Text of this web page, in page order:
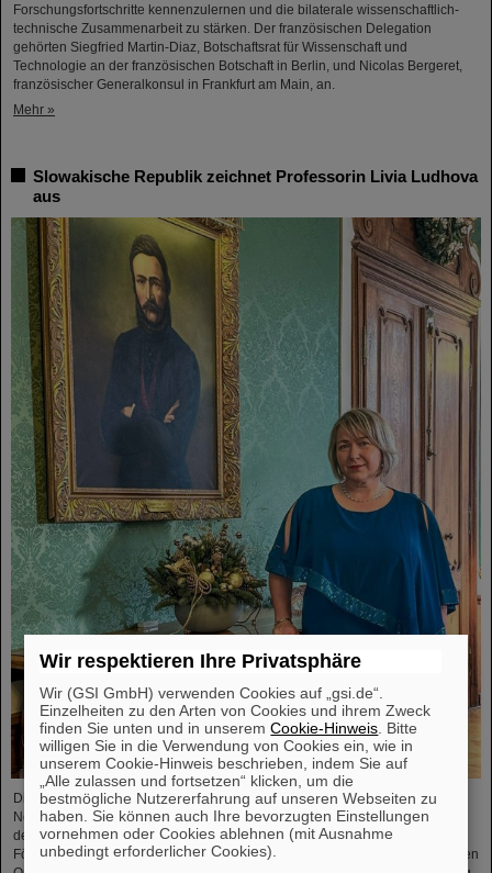
Forschungsfortschritte kennenzulernen und die bilaterale wissenschaftlich-
technische Zusammenarbeit zu stärken. Der französischen Delegation
gehörten Siegfried Martin-Diaz, Botschaftsrat für Wissenschaft und
Technologie an der französischen Botschaft in Berlin, und Nicolas Bergeret,
französischer Generalkonsul in Frankfurt am Main, an.
Mehr »
Slowakische Republik zeichnet Professorin Livia Ludhova
aus
Die Physikerin und Geologin Livia Ludhova, Professorin für Experimentelle
Neutrinophysik an der Johannes Gutenberg-Universität Mainz und Leiterin
der gemeinsamen Neutrino-Gruppe bei GSI sowie Leiterin des DFG-
Förderprojekts FAIR-Research NRW, wurde vor Kurzem mit dem slowakischen
Wir respektieren Ihre Privatsphäre
Wir (GSI GmbH) verwenden Cookies auf „gsi.de“.
Einzelheiten zu den Arten von Cookies und ihrem Zweck
finden Sie unten und in unseremCookie-Hinweis . Bitte
willigen Sie in die Verwendung von Cookies ein, wie in
unserem Cookie-Hinweis beschrieben, indem Sie auf
„Alle zulassen und fortsetzen“ klicken, um die
bestmögliche Nutzererfahrung auf unseren Webseiten zu
haben. Sie können auch Ihre bevorzugten Einstellungen
vornehmen oder Cookies ablehnen (mit Ausnahme
unbedingt erforderlicher Cookies).